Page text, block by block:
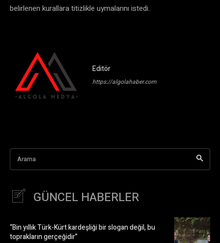
belirlenen kurallara titizlikle uymalarını istedi.
Editör
https://algolahaber.com
Arama
GÜNCEL HABERLER
“Bin yıllık Türk-Kürt kardeşliği bir slogan değil, bu
toprakların gerçeğidir”